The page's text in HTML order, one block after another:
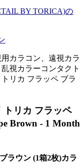
カラコン、遠視カラ
視カラーコンタクト
リカ フラッペ ブラ
トリカ フラッペ
Brown - 1 Month
ラウン (1箱2枚)カラ